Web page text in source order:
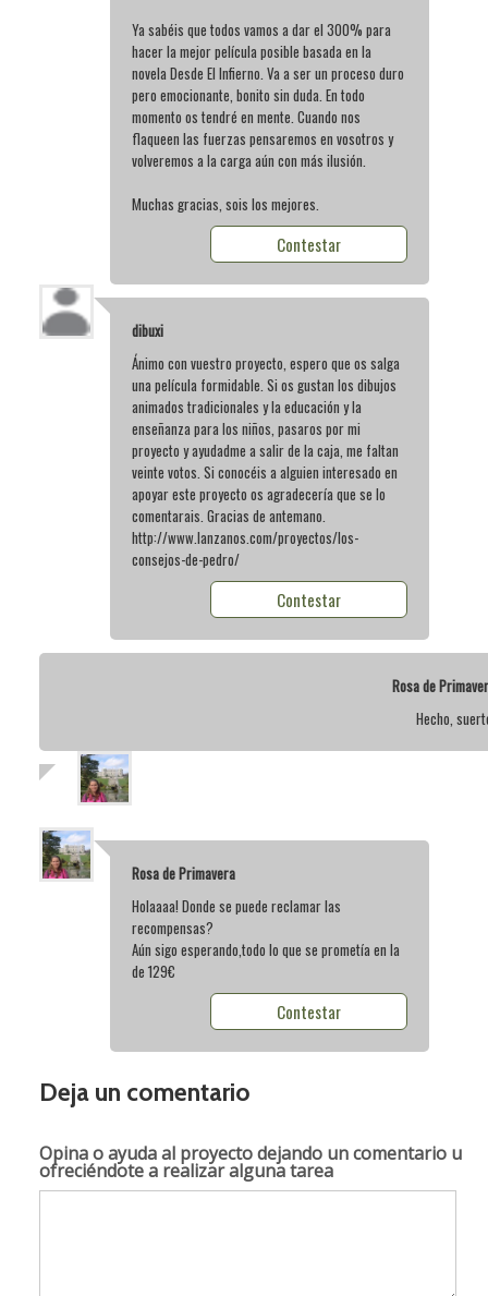
Ya sabéis que todos vamos a dar el 300% para
hacer la mejor película posible basada en la
novela Desde El Infierno. Va a ser un proceso duro
pero emocionante, bonito sin duda. En todo
momento os tendré en mente. Cuando nos
flaqueen las fuerzas pensaremos en vosotros y
volveremos a la carga aún con más ilusión.
Muchas gracias, sois los mejores.
Contestar
dibuxi
Ánimo con vuestro proyecto, espero que os salga
una película formidable. Si os gustan los dibujos
animados tradicionales y la educación y la
enseñanza para los niños, pasaros por mi
proyecto y ayudadme a salir de la caja, me faltan
veinte votos. Si conocéis a alguien interesado en
apoyar este proyecto os agradecería que se lo
comentarais. Gracias de antemano.
http://www.lanzanos.com/proyectos/los-
consejos-de-pedro/
Contestar
Rosa de
Hecho,
Rosa de Primavera
Holaaaa! Donde se puede reclamar las
recompensas?
Aún sigo esperando,todo lo que se prometía en la
de 129€
Contestar
Deja un comentario
Opina o ayuda al proyectodejando un comentario u
ofreciéndote a realizar alguna tarea